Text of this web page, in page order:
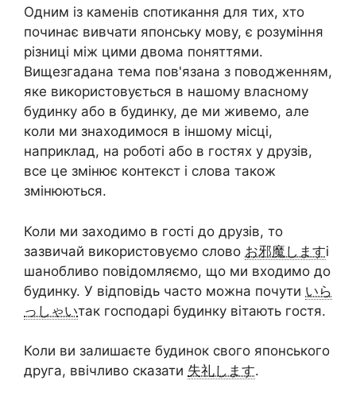
Одним із каменів спотикання для тих, хто
починає вивчати японську мову, є розуміння
різниці між цими двома поняттями.
Вищезгадана тема пов'язана з поводженням,
яке використовується в нашому власному
будинку або в будинку, де ми живемо, але
коли ми знаходимося в іншому місці,
наприклад, на роботі або в гостях у друзів,
все це змінює контекст і слова також
змінюються.
Коли ми заходимо в гості до друзів, то
зазвичай використовуємо слово お邪魔しますі
шанобливо повідомляємо, що ми входимо до
будинку. У відповідь часто можна почути いら
っしゃいтак господарі будинку вітають гостя.
Коли ви залишаєте будинок свого японського
друга, ввічливо сказати 失礼します.